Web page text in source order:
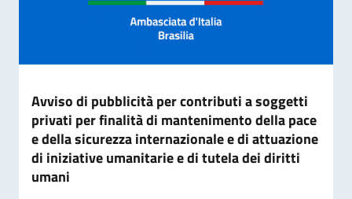
Avviso di pubblicità per contributi a soggetti
privati per finalità di mantenimento della pace
e della sicurezza internazionale e di attuazione
di iniziative umanitarie e di tutela dei diritti
umani